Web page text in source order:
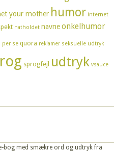
your mother humor internet
natholdet navneonkelhumor
per se quora reklamer seksuelle udtryk
sprogfejl udtryk vsauce
bog med smækre ord og udtryk fra